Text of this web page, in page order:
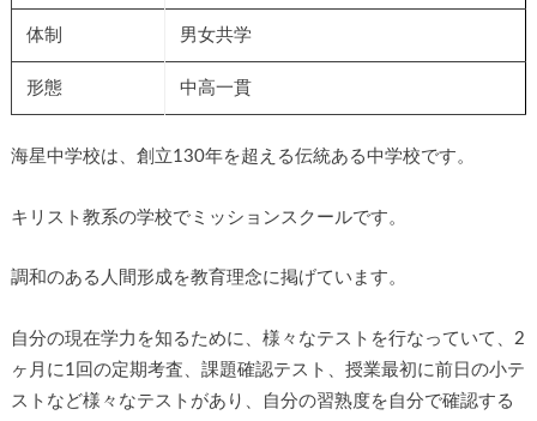
体制 男女共学
形態 中高一貫
海星中学校は、創立130年を超える伝統ある中学校です。
キリスト教系の学校でミッションスクールです。
調和のある人間形成を教育理念に掲げています。
自分の現在学力を知るために、様々なテストを行なっていて、2
ヶ月に1回の定期考査、課題確認テスト、授業最初に前日の小テ
ストなど様々なテストがあり、自分の習熟度を自分で確認する